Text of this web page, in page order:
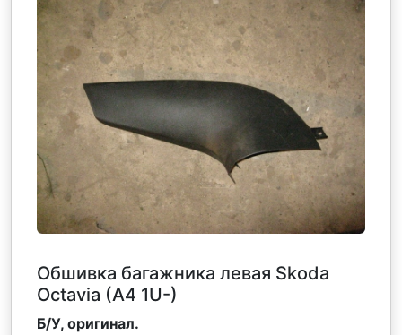
Обшивка багажника левая Skoda
Octavia (A4 1U-)
Б/У, оригинал.